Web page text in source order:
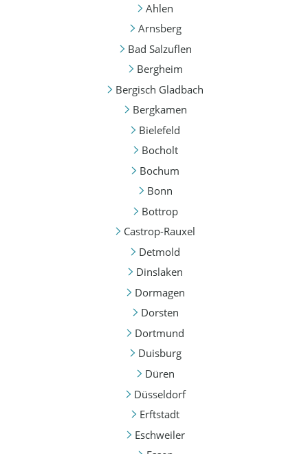
Ahlen
Arnsberg
Bad Salzuflen
Bergheim
Bergisch Gladbach
Bergkamen
Bielefeld
Bocholt
Bochum
Bonn
Bottrop
Castrop-Rauxel
Detmold
Dinslaken
Dormagen
Dorsten
Dortmund
Duisburg
Düren
Düsseldorf
Erftstadt
Eschweiler